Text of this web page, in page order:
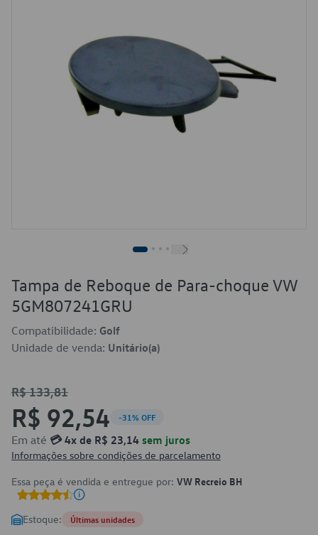
Tampa de Reboque de Para-choque VW
5GM807241GRU
Compatibilidade: Golf
Unidade de venda: Unitário(a)
R$ 133,81
R$ 92,54 -31% OFF
Em até 💳 4x de R$ 23,14 sem juros
Informações sobre condições de parcelamento
Essa peça é vendida e entregue por: VW Recreio BH
Estoque: Últimas unidades